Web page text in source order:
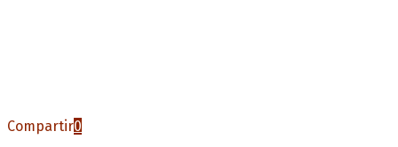
Compartir0